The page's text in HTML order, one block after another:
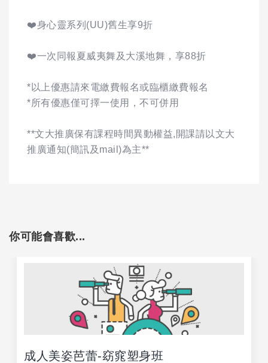
❤️身心靈系列(UU)舊生享9折
❤️一次同報夏威夷舞及大溪地舞，享88折
*以上優惠請來電繳費報名或臨櫃繳費報名
*所有優惠僅可擇一使用，不可併用
**文大推廣保有課程時間異動權益,開課請以文大
推廣通知(簡訊及mail)為主**
你可能會喜歡...
成人美姿芭蕾-窈窕塑身班